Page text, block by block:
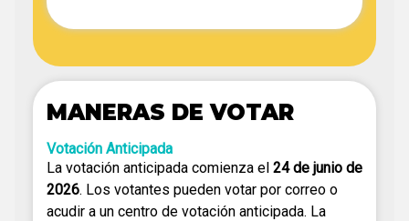
MANERAS DE VOTAR
Votación Anticipada
La votación anticipada comienza el 24 de junio de
2026. Los votantes pueden votar por correo o
acudir a un centro de votación anticipada. La